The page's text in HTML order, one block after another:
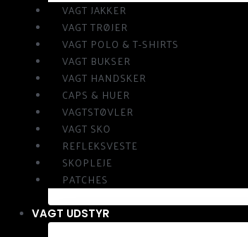
VAGT JAKKER
VAGT TRØJER
VAGT POLO & T-SHIRTS
VAGT BUKSER
VAGT HANDSKER
CAPS & HUER
VAGTSTØVLER
VAGT SKO
REFLEKSVESTE
SKOPLEJE
PATCHES
VAGT UDSTYR